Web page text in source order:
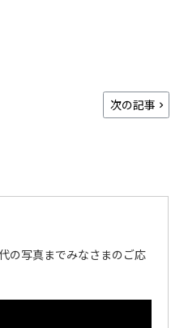
次の記事
の写真までみなさまのご応